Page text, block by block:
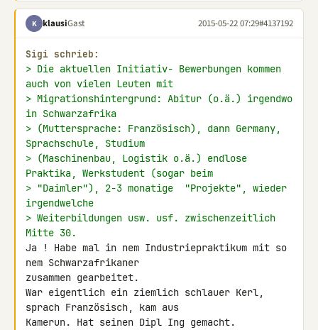
K klausiGast 2015-05-22 07:29#4137192
Sigi schrieb:
> Die aktuellen Initiativ- Bewerbungen kommen
auch von vielen Leuten mit
> Migrationshintergrund: Abitur (o.ä.) irgendwo
in Schwarzafrika
> (Muttersprache: Französisch), dann Germany,
Sprachschule, Studium
> (Maschinenbau, Logistik o.ä.) endlose
Praktika, Werkstudent (sogar beim
> "Daimler"), 2-3 monatige  "Projekte", wieder
irgendwelche
> Weiterbildungen usw. usf. zwischenzeitlich
Mitte 30.
Ja ! Habe mal in nem Industriepraktikum mit so
nem Schwarzafrikaner
zusammen gearbeitet.
War eigentlich ein ziemlich schlauer Kerl,
sprach Französisch, kam aus
Kamerun. Hat seinen Dipl Ing gemacht.